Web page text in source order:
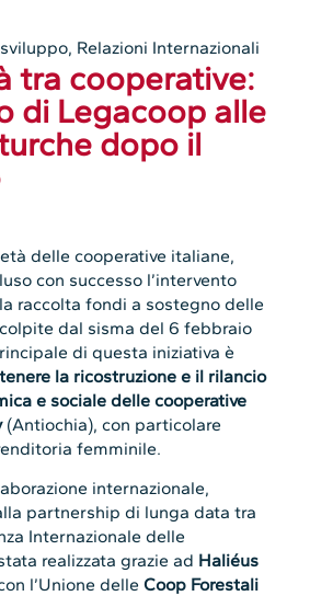
, Relazioni Internazionali
tra cooperative:
di Legacoop alle
dopo il
delle cooperative italiane,
con successo l’intervento
raccolta fondi a sostegno delle
dal sisma del 6 febbraio
di questa iniziativa è
la ricostruzione e il rilancio
e sociale delle cooperative
(Antiochia), con particolare
femminile.
internazionale,
partnership di lunga data tra
Internazionale delle
realizzata grazie ad Haliéus
l’Unione delleCoop Forestali